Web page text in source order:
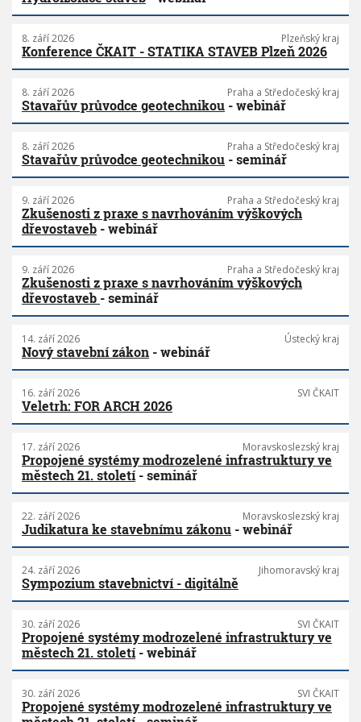
8. září 2026 Plzeňský kraj
Konference ČKAIT - STATIKA STAVEB Plzeň 2026
8. září 2026 Praha a Středočeský kraj
Stavařův průvodce geotechnikou - webinář
8. září 2026 Praha a Středočeský kraj
Stavařův průvodce geotechnikou - seminář
9. září 2026 Praha a Středočeský kraj
Zkušenosti z praxe s navrhováním výškových
dřevostaveb - webinář
9. září 2026 Praha a Středočeský kraj
Zkušenosti z praxe s navrhováním výškových
dřevostaveb - seminář
14. září 2026 Ústecký kraj
Nový stavební zákon - webinář
16. září 2026 SVI ČKAIT
Veletrh: FOR ARCH 2026
17. září 2026 Moravskoslezský kraj
Propojené systémy modrozelené infrastruktury ve
městech 21. století- seminář
22. září 2026 Moravskoslezský kraj
Judikatura ke stavebnímu zákonu - webinář
24. září 2026 Jihomoravský kraj
Sympozium stavebnictví - digitálně
30. září 2026 SVI ČKAIT
Propojené systémy modrozelené infrastruktury ve
městech 21. století- webinář
30. září 2026 SVI ČKAIT
Propojené systémy modrozelené infrastruktury ve